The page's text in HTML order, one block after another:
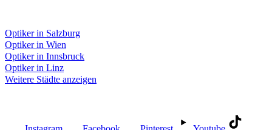
Optiker in Salzburg
Optiker in Wien
Optiker in Innsbruck
Optiker in Linz
Weitere Städte anzeigen